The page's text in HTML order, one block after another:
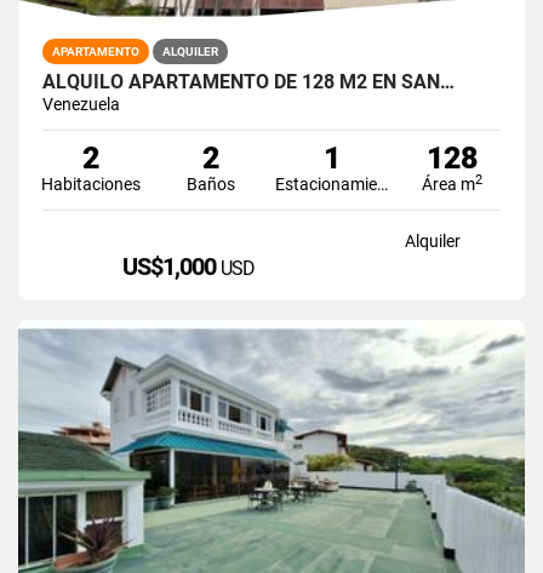
APARTAMENTO ALQUILER
ALQUILO APARTAMENTO DE 128 M2 EN SAN…
Venezuela
2
Habitaciones
2
Baños
1
Estacionamiento
128
Área m2
Alquiler
US$1,000 USD